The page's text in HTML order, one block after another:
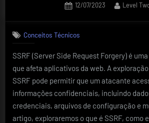
Posted
12/07/2023 By
Level
Conceitos Técnicos
SSRF (Server Side Request Forgery) é
que afeta aplicativos da web. A
SSRF pode permitir que um atacante
informações confidenciais, incluindo
credenciais, arquivos de configuração e
artigo, exploraremos o que é SSRF, como